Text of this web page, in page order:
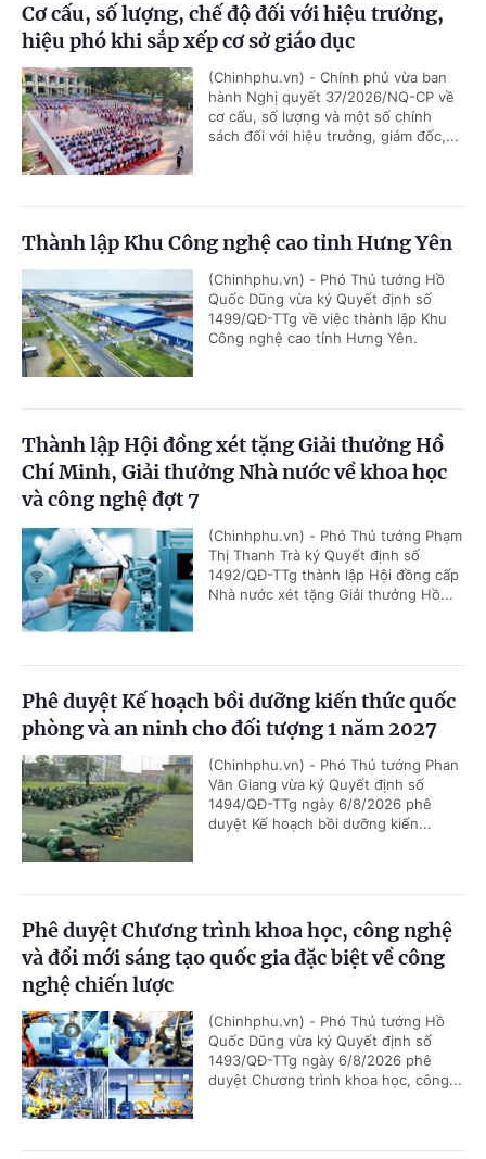
Cơ cấu, số lượng, chế độ đối với hiệu trưởng,
hiệu phó khi sắp xếp cơ sở giáo dục
(Chinhphu.vn) - Chính phủ vừa ban
hành Nghị quyết 37/2026/NQ-CP về
cơ cấu, số lượng và một số chính
sách đối với hiệu trưởng, giám đốc,...
Thành lập Khu Công nghệ cao tỉnh Hưng Yên
(Chinhphu.vn) - Phó Thủ tướng Hồ
Quốc Dũng vừa ký Quyết định số
1499/QĐ-TTg về việc thành lập Khu
Công nghệ cao tỉnh Hưng Yên.
Thành lập Hội đồng xét tặng Giải thưởng Hồ
Chí Minh, Giải thưởng Nhà nước về khoa học
và công nghệ đợt 7
(Chinhphu.vn) - Phó Thủ tướng Phạm
Thị Thanh Trà ký Quyết định số
1492/QĐ-TTg thành lập Hội đồng cấp
Nhà nước xét tặng Giải thưởng Hồ...
Phê duyệt Kế hoạch bồi dưỡng kiến thức quốc
phòng và an ninh cho đối tượng 1 năm 2027
(Chinhphu.vn) - Phó Thủ tướng Phan
Văn Giang vừa ký Quyết định số
1494/QĐ-TTg ngày 6/8/2026 phê
duyệt Kế hoạch bồi dưỡng kiến...
Phê duyệt Chương trình khoa học, công nghệ
và đổi mới sáng tạo quốc gia đặc biệt về công
nghệ chiến lược
(Chinhphu.vn) - Phó Thủ tướng Hồ
Quốc Dũng vừa ký Quyết định số
1493/QĐ-TTg ngày 6/8/2026 phê
duyệt Chương trình khoa học, công...